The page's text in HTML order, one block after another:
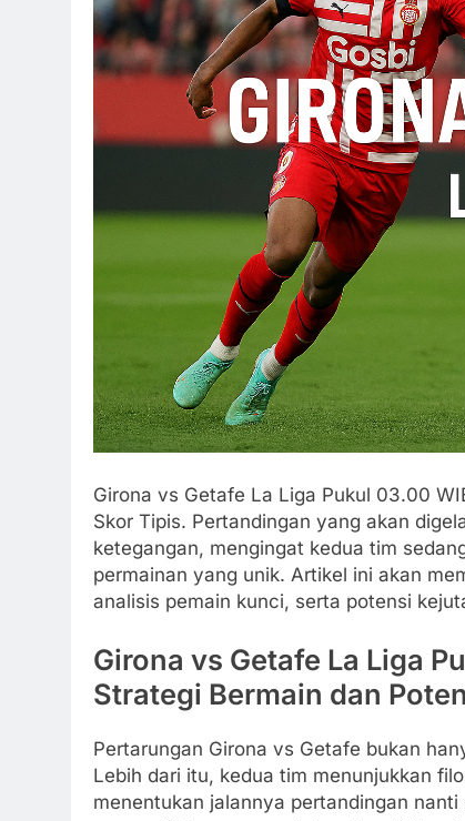
Girona vs Getafe La Liga Pukul 03.00
Skor Tipis. Pertandingan yang akan
ketegangan, mengingat kedua tim
permainan yang unik. Artikel ini akan
analisis pemain kunci, serta potensi
Girona vs Getafe La Liga
Strategi Bermain dan
Pertarungan Girona vs Getafe bukan
Lebih dari itu, kedua tim menunjukkan
menentukan jalannya pertandingan